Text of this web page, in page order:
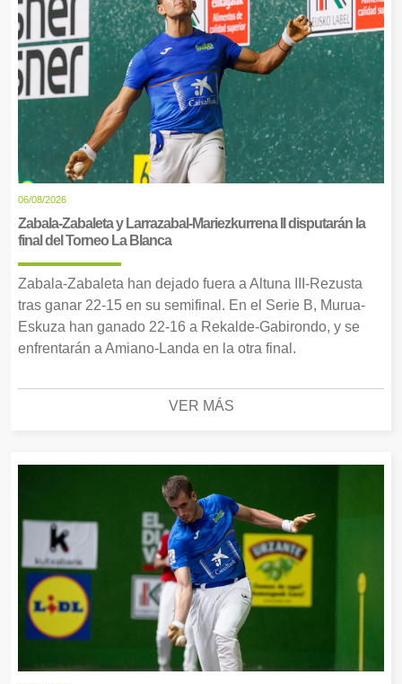
06/08/2026
Zabala-Zabaleta y Larrazabal-Mariezkurrena II disputarán la
final del Torneo La Blanca
Zabala-Zabaleta han dejado fuera a Altuna III-Rezusta
tras ganar 22-15 en su semifinal. En el Serie B, Murua-
Eskuza han ganado 22-16 a Rekalde-Gabirondo, y se
enfrentarán a Amiano-Landa en la otra final.
VER MÁS